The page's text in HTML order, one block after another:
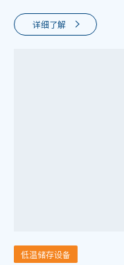
详细了解
低温储存设备